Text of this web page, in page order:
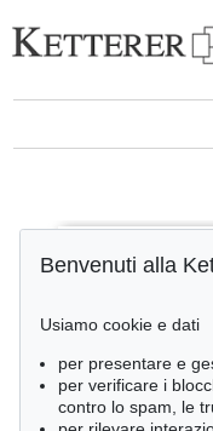
Benvenuti alla
Usiamo cookie e dati
per presentare e
per verificare i
contro lo spam, le